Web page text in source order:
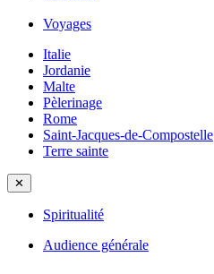
Voyages
Italie
Jordanie
Malte
Pèlerinage
Rome
Saint-Jacques-de-Compostelle
Terre sainte
✕
Spiritualité
Audience générale